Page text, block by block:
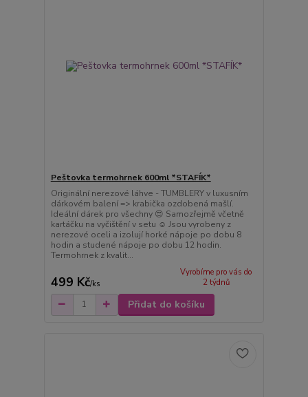
Peštovka termohrnek 600ml *STAFÍK*
Originální nerezové láhve - TUMBLERY v luxusním
dárkovém balení => krabička ozdobená mašlí.
Ideální dárek pro všechny 😍 Samozřejmě včetně
kartáčku na vyčištění v setu ☺️ Jsou vyrobeny z
nerezové oceli a izolují horké nápoje po dobu 8
hodin a studené nápoje po dobu 12 hodin.
Termohrnek z kvalit...
499 Kč/ks
Vyrobíme pro vás do
2 týdnů
Přidat do košíku